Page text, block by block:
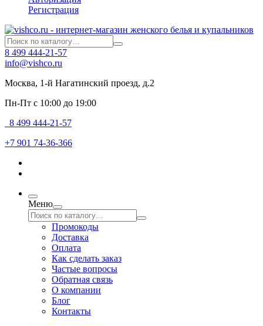
Регистрация
8 499 444-21-57
info@vishco.ru
Москва, 1-й Нагатинский проезд, д.2
Пн-Пт с 10:00 до 19:00
8 499 444-21-57
+7 901 74-36-366
Меню
Промокоды
Доставка
Оплата
Как сделать заказ
Частые вопросы
Обратная связь
О компании
Блог
Контакты